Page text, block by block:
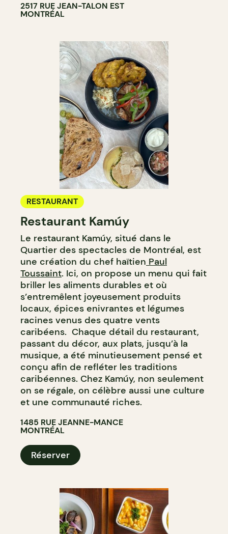
2517 RUE JEAN-TALON EST
MONTRÉAL
RESTAURANT
Restaurant Kamúy
Le restaurant Kamúy, situé dans le
Quartier des spectacles de Montréal, est
une création du chef haïtien Paul
Toussaint. Ici, on propose un menu qui fait
briller les aliments durables et où
s’entremêlent joyeusement produits
locaux, épices enivrantes et légumes
racines venus des quatre vents
caribéens. Chaque détail du restaurant,
passant du décor, aux plats, jusqu’à la
musique, a été minutieusement pensé et
conçu afin de refléter les traditions
caribéennes. Chez Kamúy, non seulement
on se régale, on célèbre aussi une culture
et une communauté riches.
1485 RUE JEANNE-MANCE
MONTRÉAL
Réserver